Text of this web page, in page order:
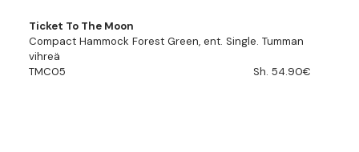
Ticket To The Moon
Compact Hammock Forest Green, ent. Single. Tumman
vihreä
TMC05
Sh. 54.90€